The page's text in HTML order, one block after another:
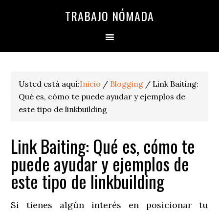
TRABAJO NÓMADA
Usted está aquí:Inicio / Blogging / Link Baiting:
Qué es, cómo te puede ayudar y ejemplos de
este tipo de linkbuilding
Link Baiting: Qué es, cómo te
puede ayudar y ejemplos de
este tipo de linkbuilding
Si tienes algún interés en posicionar tu